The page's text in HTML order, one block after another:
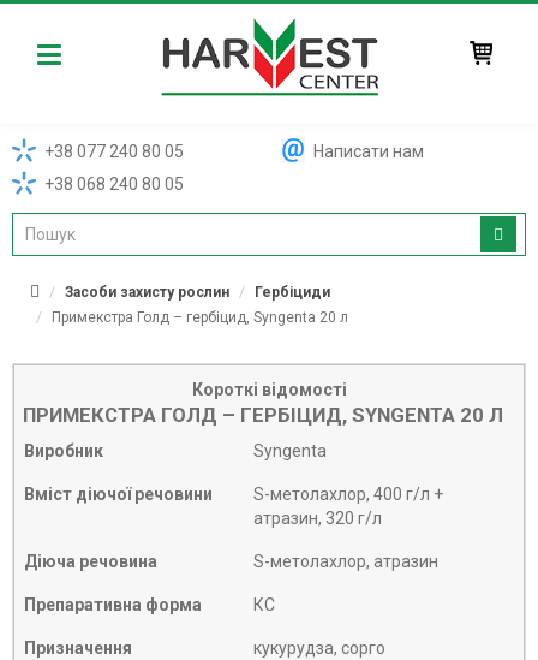
Harvest
+38 077 240 80 05
+38 068 240 80 05
Написати нам
Засоби захисту рослин
Гербіциди
Примекстра Голд – гербіцид, Syngenta 20 л
Короткі відомості
ПРИМЕКСТРА ГОЛД – ГЕРБІЦИД, SYNGENTA 20 Л
Виробник Syngenta
Вміст діючої речовини
S-метолахлор, 400 г/л +
атразин, 320 г/л
Діюча речовина S-метолахлор, атразин
Препаративна форма КС
Призначення кукурудза, сорго